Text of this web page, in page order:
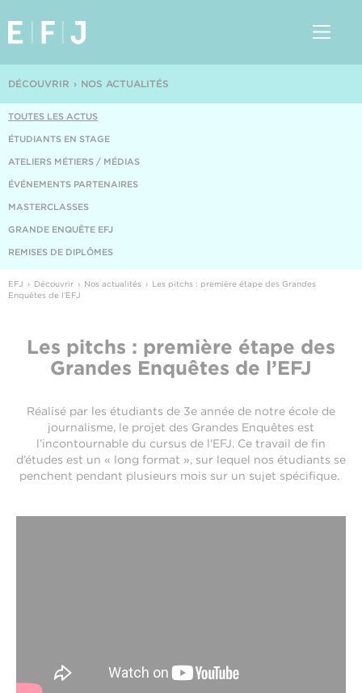
NOS ACTUALITÉS
DÉCOUVRIR
TOUTES LES ACTUS
ÉTUDIANTS EN STAGE
ATELIERS MÉTIERS / MÉDIAS
ÉVÉNEMENTS PARTENAIRES
MASTERCLASSES
GRANDE ENQUÊTE EFJ
REMISES DE DIPLÔMES
EFJ Découvrir Nos actualités
Les pitchs : première étape des Grandes
Enquêtes de l’EFJ
Les pitchs : première étape des
Grandes Enquêtes de l’EFJ
Réalisé par les étudiants de 3e année de notre école de
journalisme, le projet des Grandes Enquêtes est
l’incontournable du cursus de l’EFJ. Ce travail de fin
d’études est un « long format », sur lequel nos étudiants se
penchent pendant plusieurs mois sur un sujet spécifique.